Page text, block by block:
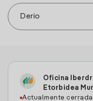
Oficina
Etorbidea
Actualmente cerrada